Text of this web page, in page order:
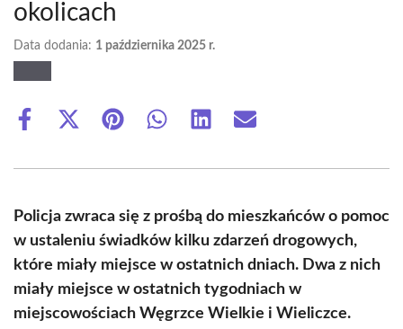
okolicach
Data dodania: 1 października 2025 r.
Share
Share
(Twitter)
Share Share Share Share
Policja zwraca się z prośbą do mieszkańców o pomoc
w ustaleniu świadków kilku zdarzeń drogowych,
które miały miejsce w ostatnich dniach. Dwa z nich
miały miejsce w ostatnich tygodniach w
miejscowościach Węgrzce Wielkie i Wieliczce.